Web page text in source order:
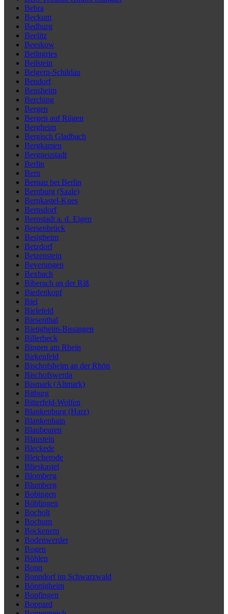
Bebra
Beckum
Bedburg
Beelitz
Beeskow
Beilngries
Beilstein
Belgern-Schildau
Bendorf
Bensheim
Berching
Bergen
Bergen auf Rügen
Bergheim
Bergisch Gladbach
Bergkamen
Bergneustadt
Berlin
Bern
Bernau bei Berlin
Bernburg (Saale)
Bernkastel-Kues
Bernsdorf
Bernstadt a. d. Eigen
Bersenbrück
Besigheim
Betzdorf
Betzenstein
Beverungen
Bexbach
Biberach an der Riß
Biedenkopf
Biel
Bielefeld
Biesenthal
Bietigheim-Bissingen
Billerbeck
Bingen am Rhein
Birkenfeld
Bischofsheim an der Rhön
Bischofswerda
Bismark (Altmark)
Bitburg
Bitterfeld-Wolfen
Blankenburg (Harz)
Blankenhain
Blaubeuren
Blaustein
Bleckede
Bleicherode
Blieskastel
Blomberg
Blumberg
Bobingen
Böblingen
Bocholt
Bochum
Bockenem
Bodenwerder
Bogen
Böhlen
Bonn
Bonndorf im Schwarzwald
Bönnigheim
Bopfingen
Boppard